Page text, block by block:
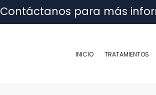
Contáctanos para más
INICIO TRATAMIENTOS